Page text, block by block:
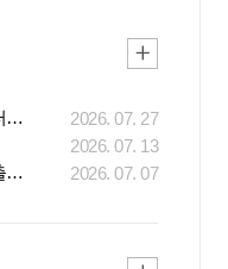
소상공인 신용점수 낮아도 '매출·성장성 데이터..
2026. 07. 27
2026. 07. 13
아파트 입주 문제없나… 은행, 하반기 잔금대출..
2026. 07. 07